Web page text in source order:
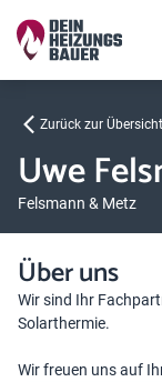
Zurück zur Übersicht
Uwe
Felsmann & Metz
Über uns
Wir sind Ihr
Solarthermie.
Wir freuen uns auf